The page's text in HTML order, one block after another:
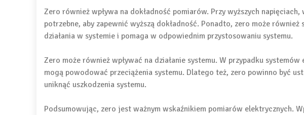
Zero również wpływa na dokładność pomiarów. Przy wyższych
potrzebne, aby zapewnić wyższą dokładność. Ponadto, zero może również
działania w systemie i pomaga w odpowiednim przystosowaniu systemu.
Zero może również wpływać na działanie systemu. W przypadku
mogą powodować przeciążenia systemu. Dlatego też, zero powinno być
uniknąć uszkodzenia systemu.
Podsumowując, zero jest ważnym wskaźnikiem pomiarów elektrycznych.